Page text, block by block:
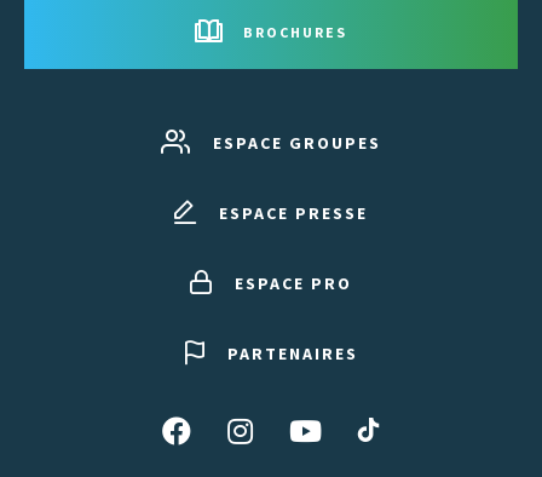
BROCHURES
ESPACE GROUPES
ESPACE PRESSE
ESPACE PRO
PARTENAIRES
Suivez-Suivez-Suivez-Suivez-